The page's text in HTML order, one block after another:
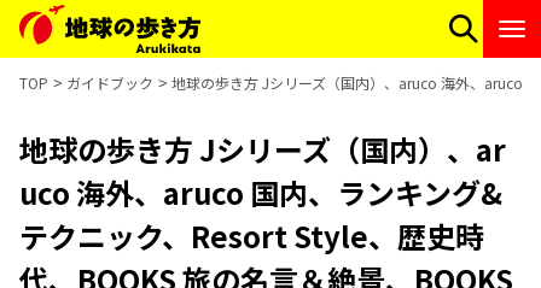
TOP ガイドブック 地球の歩き方 Jシリーズ（国内）、aruco 海外、aruco
地球の歩き方 Jシリーズ（国内）、ar
uco 海外、aruco 国内、ランキング&
テクニック、Resort Style、歴史時
代、BOOKS 旅の名言＆絶景、BOOKS